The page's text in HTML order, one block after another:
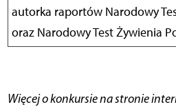
autorka raportów Narodowy
oraz Narodowy Test Żywienia
Więcej o konkursie na stronie